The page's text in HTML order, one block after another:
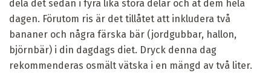
dela det sedan i fyra lika stora delar och ät dem hela
dagen. Förutom ris är det tillåtet att inkludera två
bananer och några färska bär (jordgubbar, hallon,
björnbär) i din dagdags diet. Dryck denna dag
rekommenderas osmält vätska i en mängd av två liter.